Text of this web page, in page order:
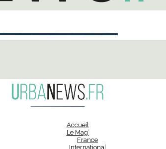
Accueil
Le Mag’
France
International